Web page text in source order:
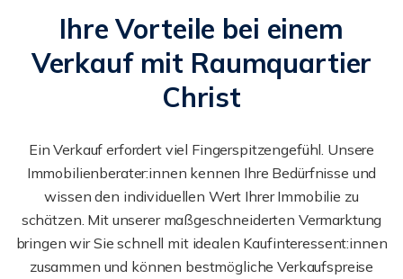
Ihre Vorteile bei einem
Verkauf mit Raumquartier
Christ
Ein Verkauf erfordert viel Fingerspitzengefühl. Unsere
Immobilienberater:innen kennen Ihre Bedürfnisse und
wissen den individuellen Wert Ihrer Immobilie zu
schätzen. Mit unserer maßgeschneiderten Vermarktung
bringen wir Sie schnell mit idealen Kaufinteressent:innen
zusammen und können bestmögliche Verkaufspreise